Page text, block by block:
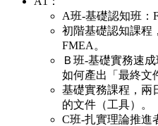
A班-基礎認知班：
初階基礎認知課程
FMEA。
Ｂ班-基礎實務速
如何產出「最終文
基礎實務課程，兩
的文件（工具）。
C班-扎實理論推進